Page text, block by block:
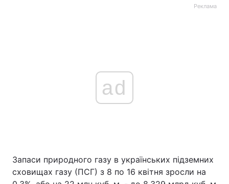
Реклама
ad
Запаси природного газу в українських підземних
сховищах газу (ПСГ) з 8 по 16 квітня зросли на